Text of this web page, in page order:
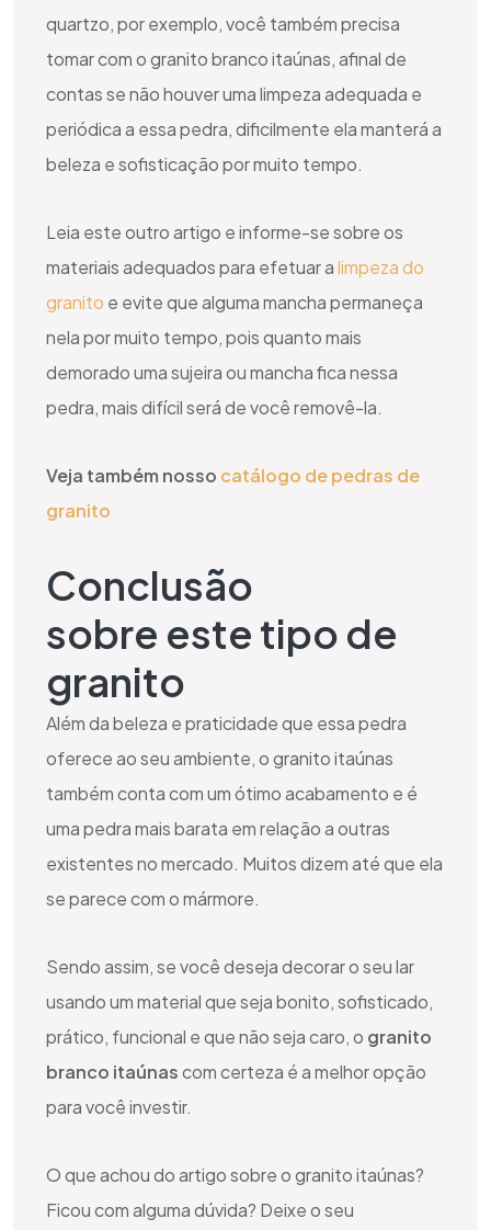
quartzo, por exemplo, você também precisa
tomar com o granito branco itaúnas, afinal de
contas se não houver uma limpeza adequada e
periódica a essa pedra, dificilmente ela manterá a
beleza e sofisticação por muito tempo.
Leia este outro artigo e informe-se sobre os
materiais adequados para efetuar alimpeza do
granito e evite que alguma mancha permaneça
nela por muito tempo, pois quanto mais
demorado uma sujeira ou mancha fica nessa
pedra, mais difícil será de você removê-la.
Veja também nosso catálogo de pedras de
granito
Conclusão
sobre este tipo de
granito
Além da beleza e praticidade que essa pedra
oferece ao seu ambiente, o granito itaúnas
também conta com um ótimo acabamento e é
uma pedra mais barata em relação a outras
existentes no mercado. Muitos dizem até que ela
se parece com o mármore.
Sendo assim, se você deseja decorar o seu lar
usando um material que seja bonito, sofisticado,
prático, funcional e que não seja caro, o granito
branco itaúnascom certeza é a melhor opção
para você investir.
O que achou do artigo sobre o granito itaúnas?
Ficou com alguma dúvida? Deixe o seu